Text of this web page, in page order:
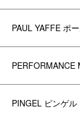
PAUL YAFFE ポ
PERFORMANCE
PINGEL ピンゲル